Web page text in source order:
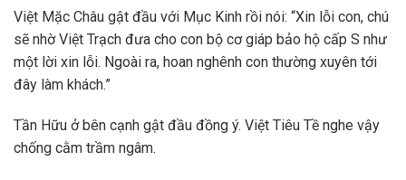
Việt Mặc Châu gật đầu với Mục Kinh rồi nói: “Xin lỗi con, chú
sẽ nhờ Việt Trạch đưa cho con bộ cơ giáp bảo hộ cấp S như
một lời xin lỗi. Ngoài ra, hoan nghênh con thường xuyên tới
đây làm khách.”
Tần Hữu ở bên cạnh gật đầu đồng ý. Việt Tiêu Tề nghe vậy
chống cằm trầm ngâm.